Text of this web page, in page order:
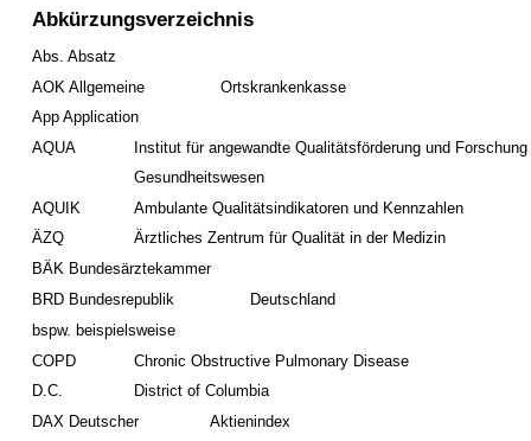
Abkürzungsverzeichnis
Abs. Absatz
AOK Allgemeine
Ortskrankenkasse
App Application
AQUA
Institut für angewandte Qualitätsförderung und
Gesundheitswesen
AQUIK
Ambulante Qualitätsindikatoren und Kennzahlen
ÄZQ
Ärztliches Zentrum für Qualität in der Medizin
BÄK Bundesärztekammer
BRD Bundesrepublik
Deutschland
bspw. beispielsweise
COPD
Chronic Obstructive Pulmonary Disease
D.C.
District of Columbia
DAX Deutscher
Aktienindex